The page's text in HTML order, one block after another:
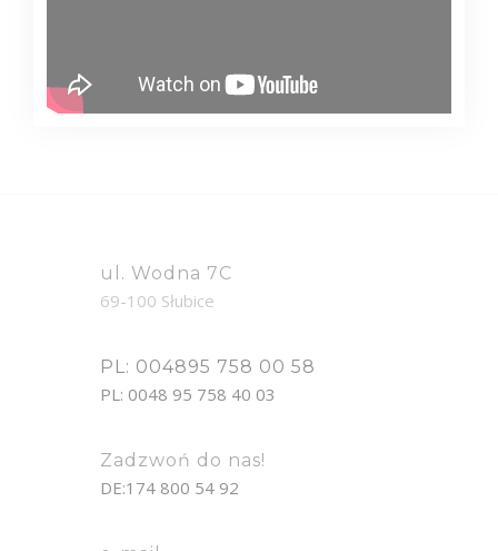
ul. Wodna 7C
69-100 Słubice
PL: 004895 758 00 58
PL: 0048 95 758 40 03
Zadzwoń do nas!
DE:174 800 54 92